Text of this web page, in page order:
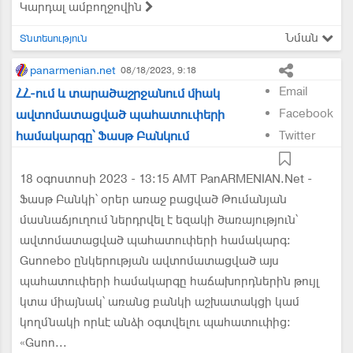
Կարդալ ամբողջովին
Տնտեսություն Նման
panarmenian.net 08/18/2023, 9:18
Email
Facebook
Twitter
ՀՀ-ում և տարածաշրջանում միակ
ավտոմատացված պահատուփերի
համակարգը՝ Ֆասթ Բանկում
18 օգոստոսի 2023 - 13:15 AMT PanARMENIAN.Net -
Ֆասթ Բանկի՝ օրեր առաջ բացված Թումանյան
մասնաճյուղում ներդրվել է եզակի ծառայություն՝
ավտոմատացված պահատուփերի համակարգ։
Gunnebo ընկերության ավտոմատացված այս
պահատուփերի համակարգը հաճախորդներին թույլ
կտա միայնակ՝ առանց բանկի աշխատակցի կամ
կողմնակի որևէ անձի օգտվելու պահատուփից։
«Gunn...